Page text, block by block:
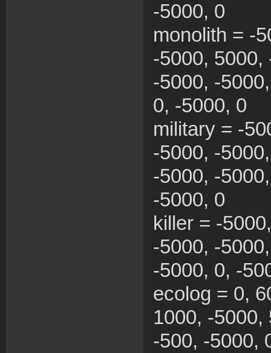
-5000, 0
monolith = -
-5000, 5000,
-5000, -
0, -5000, 0
military = -
-5000, -
-5000, -
-5000, 0
killer = -
-5000, -
-5000, 0, -
ecolog = 0,
1000, -5000,
-500, -5000,